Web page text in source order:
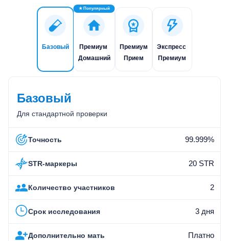
Базовый
Премиум
Домашний
Премиум
Прием
Экспресс
Премиум
Базовый
Для стандартной проверки
Точность 99.999%
STR-маркеры 20 STR
Количество участников 2
Срок исследования 3 дня
Дополнительно мать Платно